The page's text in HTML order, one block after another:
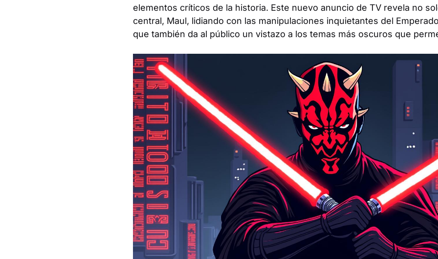
elementos críticos de la historia. Este nuevo anuncio de TV revela no
central, Maul, lidiando con las manipulaciones inquietantes del
que también da al público un vistazo a los temas más oscuros que